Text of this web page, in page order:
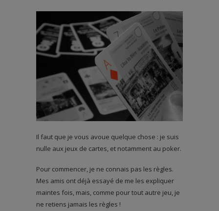
Il faut que je vous avoue quelque chose : je suis
nulle aux jeux de cartes, et notamment au poker.
Pour commencer, je ne connais pas les règles.
Mes amis ont déjà essayé de me les expliquer
maintes fois, mais, comme pour tout autre jeu, je
ne retiens jamais les règles !